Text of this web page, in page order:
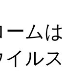
ム
イル